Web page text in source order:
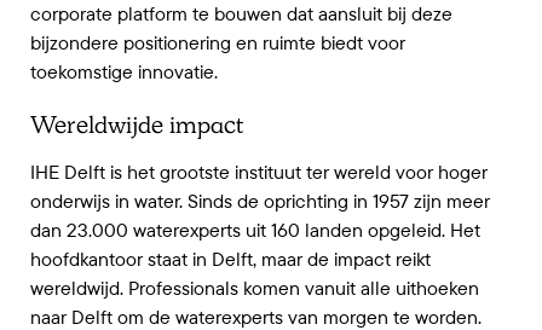
corporate platform te bouwen dat aansluit bij deze
bijzondere positionering en ruimte biedt voor
toekomstige innovatie.
Wereldwijde impact
IHE Delft is het grootste instituut ter wereld voor hoger
onderwijs in water. Sinds de oprichting in 1957 zijn meer
dan 23.000 waterexperts uit 160 landen opgeleid. Het
hoofdkantoor staat in Delft, maar de impact reikt
wereldwijd. Professionals komen vanuit alle uithoeken
naar Delft om de waterexperts van morgen te worden.